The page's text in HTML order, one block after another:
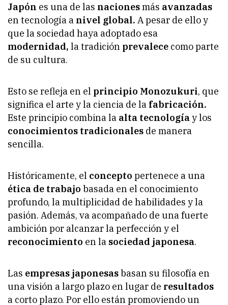
Japón es una de las nacionesmás avanzadas
en tecnología a nivel global. A pesar de ello y
que la sociedad haya adoptado esa
modernidad, la tradición prevalece como parte
de su cultura.
Esto se refleja en el principio Monozukuri, que
significa el arte y la ciencia de la fabricación.
Este principio combina la alta tecnologíay los
conocimientos tradicionales de manera
sencilla.
Históricamente, el concepto pertenece a una
ética de trabajo basada en el conocimiento
profundo, la multiplicidad de habilidades y la
pasión. Además, va acompañado de una fuerte
ambición por alcanzar la perfección y el
reconocimiento en la sociedad japonesa.
Las empresas japonesasbasan su filosofía en
una visión a largo plazo en lugar de resultados
a corto plazo. Por ello están promoviendo un